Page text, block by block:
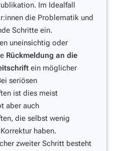
Im Idealfall
die Problematik und
Schritte ein.
uneinsichtig oder
Rückmeldung an die
ein möglicher
seriösen
ist dies meist
aber auch
die selbst wenig
haben.
zweiter Schritt besteht